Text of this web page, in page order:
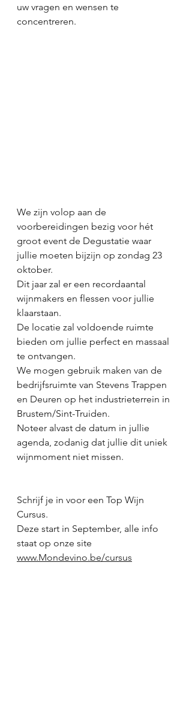
uw vragen en wensen te
concentreren.
We zijn volop aan de
voorbereidingen bezig voor hét
groot event de Degustatie waar
jullie moeten bijzijn op zondag 23
oktober.
Dit jaar zal er een recordaantal
wijnmakers en flessen voor jullie
klaarstaan.
De locatie zal voldoende ruimte
bieden om jullie perfect en massaal
te ontvangen.
We mogen gebruik maken van de
bedrijfsruimte van Stevens Trappen
en Deuren op het industrieterrein in
Brustem/Sint-Truiden.
Noteer alvast de datum in jullie
agenda, zodanig dat jullie dit uniek
wijnmoment niet missen.
Schrijf je in voor een Top Wijn
Cursus.
Deze start in September, alle info
staat op onze site
www.Mondevino.be/cursus